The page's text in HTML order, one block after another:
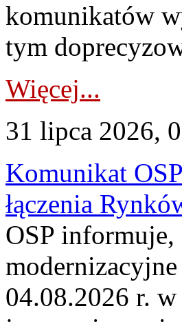
komunikatów
tym
Więcej...
31 lipca 2026,
Komunikat
łączenia
OSP informuje,
04.08.2026 r.